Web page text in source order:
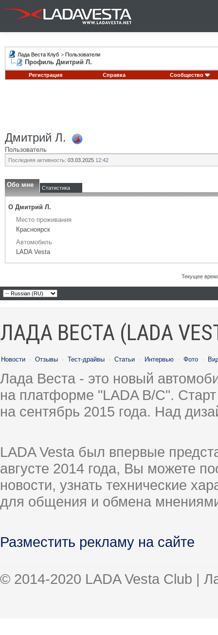
Лада Веста Клуб > Пользователи
Профиль Дмитрий Л.
Регистрация Справка Сообщество
Дмитрий Л.
Пользователь
Последняя активность: 03.03.2025 12:42
Обо мне Статистика
О Дмитрий Л.
Место проживания
Красноярск
Автомобиль
LADA Vesta
Текущее
ЛАДА ВЕСТА (LADA
Новости · Отзывы · Тест-драйвы · Статьи · Интервью · Фото ·
Лада Веста - это новый
на платформе "LADA B/C".
на сентябрь 2015 года. Над
LADA Vesta был впервые
августе 2014 года, Вы можете
новости, узнать технические
для общения и обмена
Разместить рекламу на сайте
© 2014-2020 LADA Vesta Club |